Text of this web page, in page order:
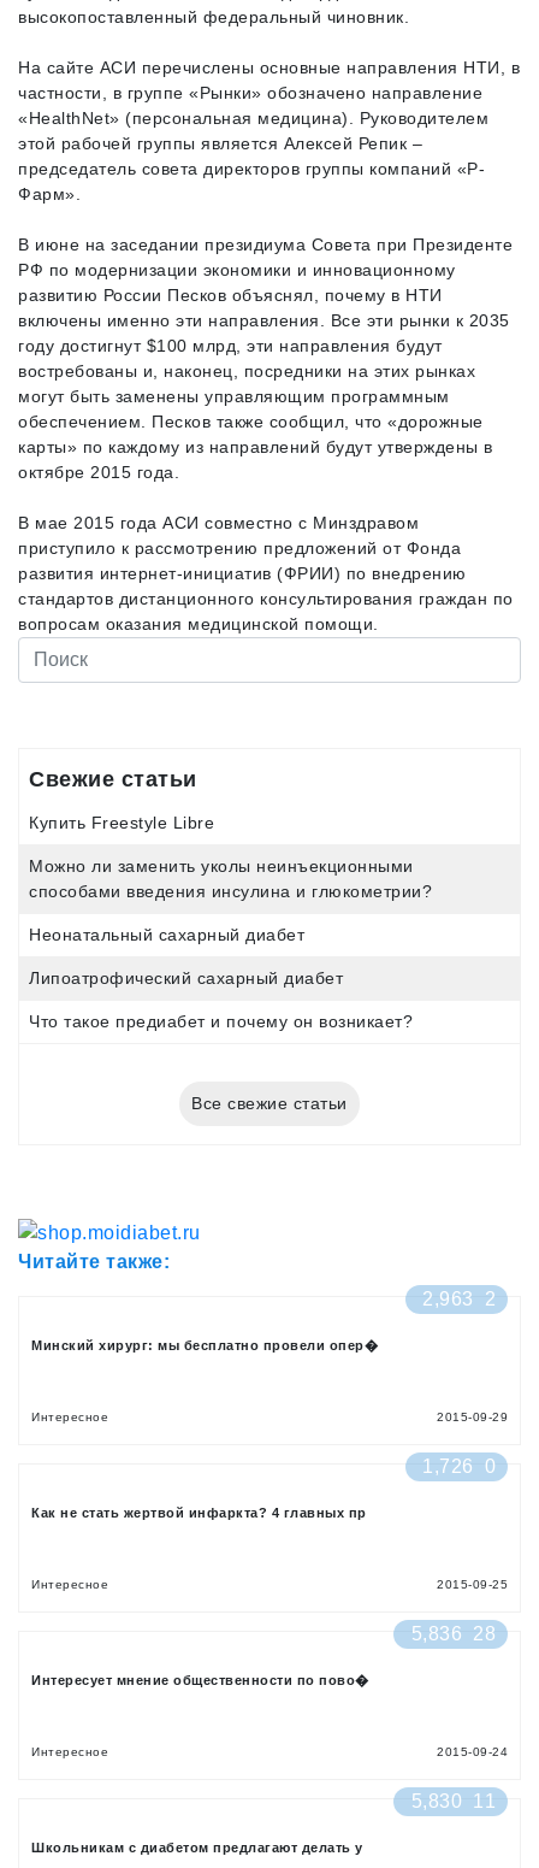
высокопоставленный федеральный чиновник.
На сайте АСИ перечислены основные направления НТИ, в
частности, в группе «Рынки» обозначено направление
«HealthNet» (персональная медицина). Руководителем
этой рабочей группы является Алексей Репик –
председатель совета директоров группы компаний «Р-
Фарм».
В июне на заседании президиума Совета при Президенте
РФ по модернизации экономики и инновационному
развитию России Песков объяснял, почему в НТИ
включены именно эти направления. Все эти рынки к 2035
году достигнут $100 млрд, эти направления будут
востребованы и, наконец, посредники на этих рынках
могут быть заменены управляющим программным
обеспечением. Песков также сообщил, что «дорожные
карты» по каждому из направлений будут утверждены в
октябре 2015 года.
В мае 2015 года АСИ совместно с Минздравом
приступило к рассмотрению предложений от Фонда
развития интернет-инициатив (ФРИИ) по внедрению
стандартов дистанционного консультирования граждан по
вопросам оказания медицинской помощи.
Свежие статьи
Купить Freestyle Libre
Можно ли заменить уколы неинъекционными
способами введения инсулина и глюкометрии?
Неонатальный сахарный диабет
Липоатрофический сахарный диабет
Что такое предиабет и почему он возникает?
Все свежие статьи
Читайте также:
2,963
2
Минский хирург: мы бесплатно провели опер�
Интересное 2015-09-29
1,726 0
Как не стать жертвой инфаркта? 4 главных пр
Интересное 2015-09-25
5,836 28
Интересует мнение общественности по пово�
Интересное 2015-09-24
5,830 11
Школьникам с диабетом предлагают делать у